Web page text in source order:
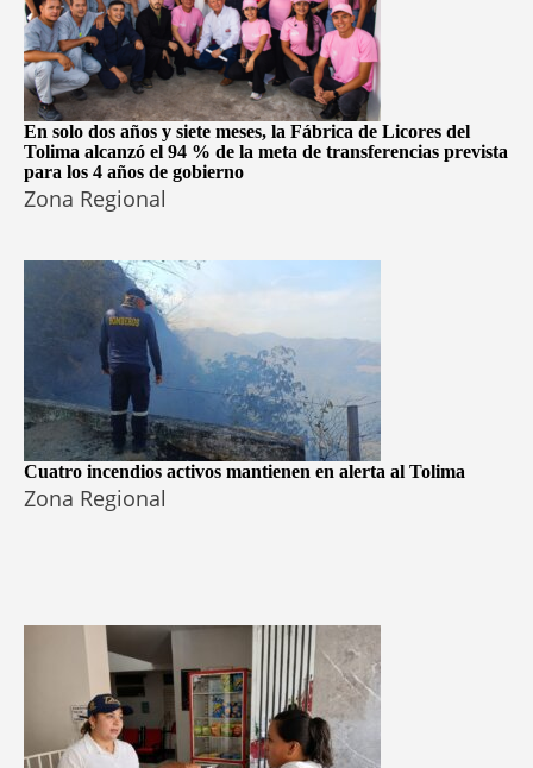
En solo dos años y siete meses, la Fábrica de Licores del
Tolima alcanzó el 94 % de la meta de transferencias prevista
para los 4 años de gobierno
Zona Regional
Cuatro incendios activos mantienen en alerta al Tolima
Zona Regional